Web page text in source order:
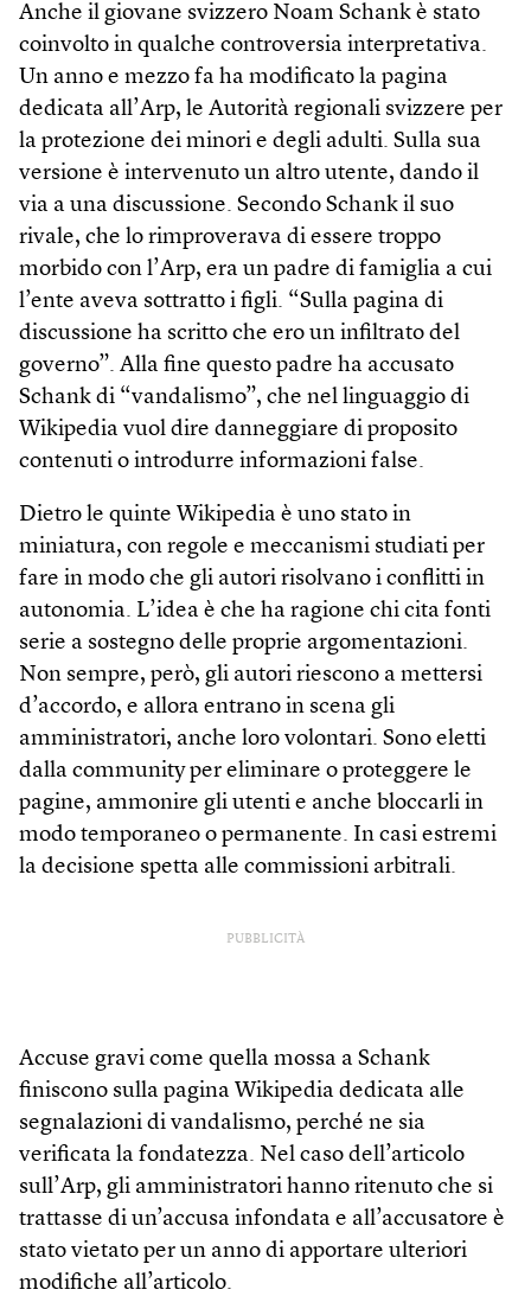
Anche il giovane svizzero Noam Schank è stato
coinvolto in qualche controversia interpretativa.
Un anno e mezzo fa ha modificato la pagina
dedicata all’Arp, le Autorità regionali svizzere per
la protezione dei minori e degli adulti. Sulla sua
versione è intervenuto un altro utente, dando il
via a una discussione. Secondo Schank il suo
rivale, che lo rimproverava di essere troppo
morbido con l’Arp, era un padre di famiglia a cui
l’ente aveva sottratto i figli. “Sulla pagina di
discussione ha scritto che ero un infiltrato del
governo”. Alla fine questo padre ha accusato
Schank di “vandalismo”, che nel linguaggio di
Wikipedia vuol dire danneggiare di proposito
contenuti o introdurre informazioni false.
Dietro le quinte Wikipedia è uno stato in
miniatura, con regole e meccanismi studiati per
fare in modo che gli autori risolvano i conflitti in
autonomia. L’idea è che ha ragione chi cita fonti
serie a sostegno delle proprie argomentazioni.
Non sempre, però, gli autori riescono a mettersi
d’accordo, e allora entrano in scena gli
amministratori, anche loro volontari. Sono eletti
dalla community per eliminare o proteggere le
pagine, ammonire gli utenti e anche bloccarli in
modo temporaneo o permanente. In casi estremi
la decisione spetta alle commissioni arbitrali.
PUBBLICITÀ
Accuse gravi come quella mossa a Schank
finiscono sulla pagina Wikipedia dedicata alle
segnalazioni di vandalismo, perché ne sia
verificata la fondatezza. Nel caso dell’articolo
sull’Arp, gli amministratori hanno ritenuto che si
trattasse di un’accusa infondata e all’accusatore è
stato vietato per un anno di apportare ulteriori
modifiche all’articolo.